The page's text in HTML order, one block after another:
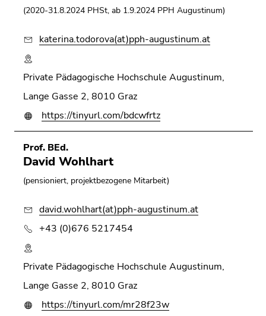
(2020-31.8.2024 PHSt, ab 1.9.2024 PPH Augustinum)
katerina.todorova(at)pph-augustinum.at
Private Pädagogische Hochschule Augustinum,
Lange Gasse 2, 8010 Graz
https://tinyurl.com/bdcwfrtz
Prof. BEd.
David Wohlhart
(pensioniert, projektbezogene Mitarbeit)
david.wohlhart(at)pph-augustinum.at
+43 (0)676 5217454
Private Pädagogische Hochschule Augustinum,
Lange Gasse 2, 8010 Graz
https://tinyurl.com/mr28f23w